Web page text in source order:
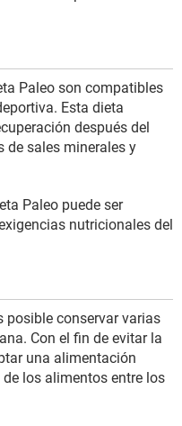
Paleo son compatibles
Esta dieta
después del
de sales minerales y
Paleo puede ser
nutricionales del
posible conservar varias
Con el fin de evitar la
una alimentación
los alimentos entre los